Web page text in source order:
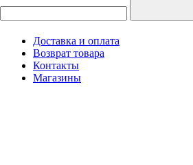
Доставка и оплата
Возврат товара
Контакты
Магазины